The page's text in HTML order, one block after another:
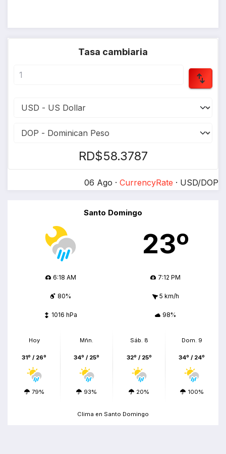
Tasa cambiaria
RD$58.3787
06 Ago · CurrencyRate · USD/DOP
Santo Domingo
23º
6:18 AM 7:12 PM
80% 5 km/h
1016 hPa 98%
Hoy
31º / 26º
79%
Mñn.
34º / 25º
93%
Sáb. 8
32º / 25º
20%
Dom. 9
34º / 24º
100%
Clima en Santo Domingo